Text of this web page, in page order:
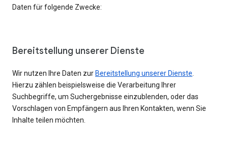
Daten für folgende Zwecke:
Bereitstellung unserer Dienste
Wir nutzen Ihre Daten zur Bereitstellung unserer Dienste
Hierzu zählen beispielsweise die Verarbeitung Ihrer
Suchbegriffe, um Suchergebnisse einzublenden, oder das
Vorschlagen von Empfängern aus Ihren Kontakten, wenn Sie
Inhalte teilen möchten.